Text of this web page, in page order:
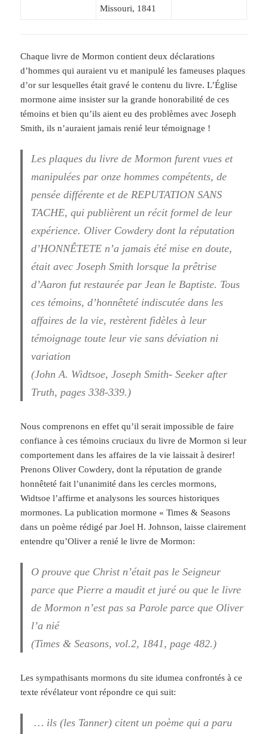
Missouri, 1841
Chaque livre de Mormon contient deux déclarations
d’hommes qui auraient vu et manipulé les fameuses plaques
d’or sur lesquelles était gravé le contenu du livre. L’Église
mormone aime insister sur la grande honorabilité de ces
témoins et bien qu’ils aient eu des problèmes avec Joseph
Smith, ils n’auraient jamais renié leur témoignage !
Les plaques du livre de Mormon furent vues et
manipulées par onze hommes compétents, de
pensée différente et de REPUTATION SANS
TACHE, qui publièrent un récit formel de leur
expérience. Oliver Cowdery dont la réputation
d’HONNÊTETE n’a jamais été mise en doute,
était avec Joseph Smith lorsque la prêtrise
d’Aaron fut restaurée par Jean le Baptiste. Tous
ces témoins, d’honnêteté indiscutée dans les
affaires de la vie, restèrent fidèles à leur
témoignage toute leur vie sans déviation ni
variation
(John A. Widtsoe, Joseph Smith- Seeker after
Truth, pages 338-339.)
Nous comprenons en effet qu’il serait impossible de faire
confiance à ces témoins cruciaux du livre de Mormon si leur
comportement dans les affaires de la vie laissait à desirer!
Prenons Oliver Cowdery, dont la réputation de grande
honnêteté fait l’unanimité dans les cercles mormons,
Widtsoe l’affirme et analysons les sources historiques
mormones. La publication mormone « Times & Seasons
dans un poème rédigé par Joel H. Johnson, laisse clairement
entendre qu’Oliver a renié le livre de Mormon:
O prouve que Christ n’était pas le Seigneur
parce que Pierre a maudit et juré ou que le livre
de Mormon n’est pas sa Parole parce que Oliver
l’a nié
(Times & Seasons, vol.2, 1841, page 482.)
Les sympathisants mormons du site idumea confrontés à ce
texte révélateur vont répondre ce qui suit:
… ils (les Tanner) citent un poème qui a paru